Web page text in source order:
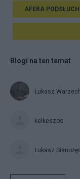
AFERA
Blogi na ten temat
Łukasz
kelkeszos
Łukasz